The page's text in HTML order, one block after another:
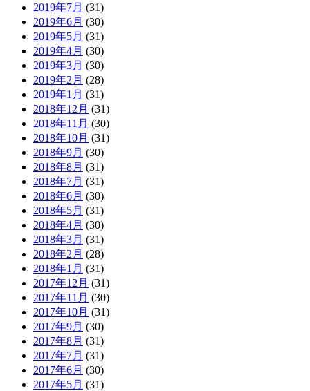
2019年7月 (31)
2019年6月 (30)
2019年5月 (31)
2019年4月 (30)
2019年3月 (30)
2019年2月 (28)
2019年1月 (31)
2018年12月 (31)
2018年11月 (30)
2018年10月 (31)
2018年9月 (30)
2018年8月 (31)
2018年7月 (31)
2018年6月 (30)
2018年5月 (31)
2018年4月 (30)
2018年3月 (31)
2018年2月 (28)
2018年1月 (31)
2017年12月 (31)
2017年11月 (30)
2017年10月 (31)
2017年9月 (30)
2017年8月 (31)
2017年7月 (31)
2017年6月 (30)
2017年5月 (31)